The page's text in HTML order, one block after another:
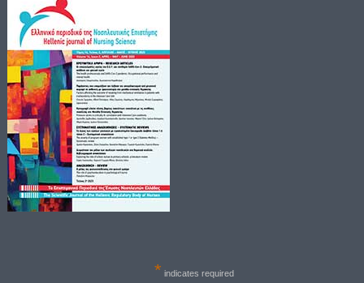
* indicates required